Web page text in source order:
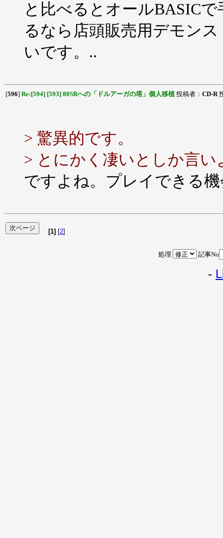
と比べるとオールBASIC
るなら店頭販売用デモン
いです。..
[596] Re:[594] [593] 80SRへの「ドルアーガの塔」個人移植 投稿者： CD-R
> 驚異的です。
> とにかく凄いとしか言い
ですよね。プレイできる
[1] [2]
処理 記事No
-